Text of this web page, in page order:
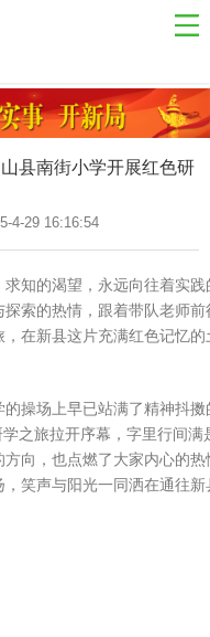
县南街小学开展红色研
4-29 16:16:54
知的渴望，永远向往着实践
探索的热情，跟着带队老师
在新县这片充满红色记忆
场上早已站满了精神抖擞
之旅拉开序幕，字里行间
向，也点燃了大家内心的
笑声与阳光一同洒在通往